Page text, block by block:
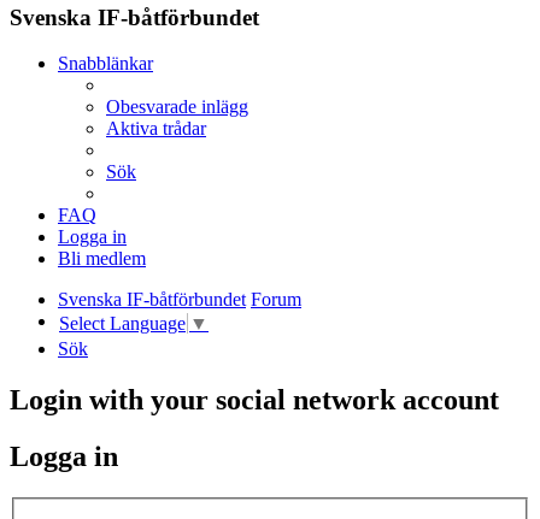
Svenska IF-båtförbundet
Snabblänkar
Obesvarade inlägg
Aktiva trådar
Sök
FAQ
Logga in
Bli medlem
Svenska IF-båtförbundet Forum
Select Language ▼
Sök
Login with your social network account
Logga in